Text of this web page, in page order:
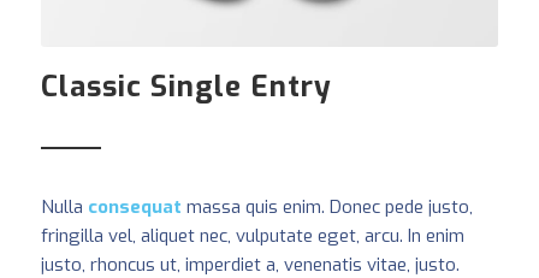
Classic Single Entry
Nulla consequat massa quis enim. Donec pede justo,
fringilla vel, aliquet nec, vulputate eget, arcu. In enim
justo, rhoncus ut, imperdiet a, venenatis vitae, justo.